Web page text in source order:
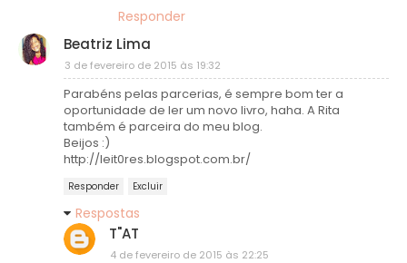
Responder
Beatriz Lima
3 de fevereiro de 2015 às 19:32
Parabéns pelas parcerias, é sempre bom ter a
oportunidade de ler um novo livro, haha. A Rita
também é parceira do meu blog.
Beijos :)
http://leit0res.blogspot.com.br/
Responder Excluir
Respostas
T"AT
4 de fevereiro de 2015 às 22:25